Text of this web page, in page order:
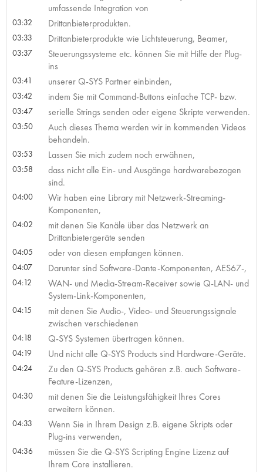
umfassende Integration von
03:32 Drittanbieterprodukten.
03:33 Drittanbieterprodukte wie Lichtsteuerung, Beamer,
03:37
Steuerungssysteme etc. können Sie mit Hilfe der Plug-
ins
03:41 unserer Q-SYS Partner einbinden,
03:42 indem Sie mit Command-Buttons einfache TCP- bzw.
03:47 serielle Strings senden oder eigene Skripte verwenden.
03:50
Auch dieses Thema werden wir in kommenden Videos
behandeln.
03:53 Lassen Sie mich zudem noch erwähnen,
03:58
dass nicht alle Ein- und Ausgänge hardwarebezogen
sind.
04:00
Wir haben eine Library mit Netzwerk-Streaming-
Komponenten,
04:02
mit denen Sie Kanäle über das Netzwerk an
Drittanbietergeräte senden
04:05 oder von diesen empfangen können.
04:07 Darunter sind Software-Dante-Komponenten, AES67-,
04:12
WAN- und Media-Stream-Receiver sowie Q-LAN- und
System-Link-Komponenten,
04:15
mit denen Sie Audio-, Video- und Steuerungssignale
zwischen verschiedenen
04:18 Q-SYS Systemen übertragen können.
04:19 Und nicht alle Q-SYS Products sind Hardware-Geräte.
04:24
Zu den Q-SYS Products gehören z.B. auch Software-
Feature-Lizenzen,
04:30
mit denen Sie die Leistungsfähigkeit Ihres Cores
erweitern können.
04:33
Wenn Sie in Ihrem Design z.B. eigene Skripts oder
Plug-ins verwenden,
04:36
müssen Sie die Q-SYS Scripting Engine Lizenz auf
Ihrem Core installieren.